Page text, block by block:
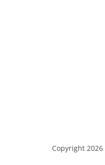
Copyright 2026